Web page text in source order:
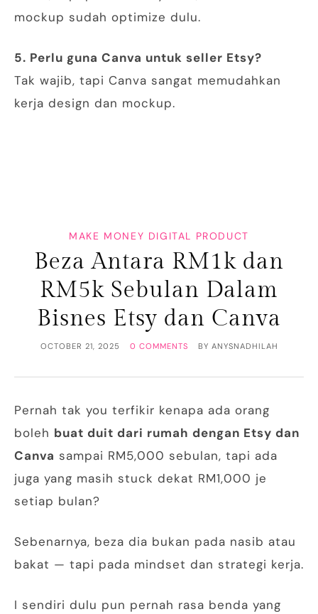
mockup sudah optimize dulu.
5. Perlu guna Canva untuk seller Etsy?
Tak wajib, tapi Canva sangat memudahkan
kerja design dan mockup.
MAKE MONEY DIGITAL PRODUCT
Beza Antara RM1k dan
RM5k Sebulan Dalam
Bisnes Etsy dan Canva
OCTOBER 21, 2025 0 COMMENTS BY ANYSNADHILAH
Pernah tak you terfikir kenapa ada orang
boleh buat duit dari rumah dengan Etsy dan
Canva sampai RM5,000 sebulan, tapi ada
juga yang masih stuck dekat RM1,000 je
setiap bulan?
Sebenarnya, beza dia bukan pada nasib atau
bakat — tapi pada mindset dan strategi kerja.
I sendiri dulu pun pernah rasa benda yang